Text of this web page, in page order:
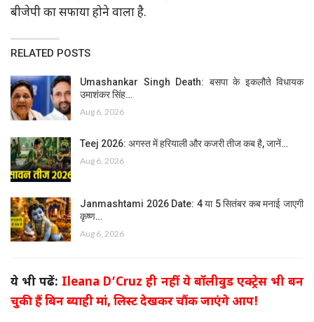
बीजेपी का सफाया होने वाला है.
RELATED POSTS
Umashankar Singh Death: बसपा के इकलौते विधायक
उमाशंकर सिंह…
Aug 6, 2026
Teej 2026: अगस्त में हरियाली और कजरी तीज कब है, जानें…
Aug 6, 2026
Janmashtami 2026 Date: 4 या 5 सितंबर कब मनाई जाएगी
कृष्ण…
Aug 6, 2026
ये भी पढें: Ileana D’Cruz ही नहीं ये बॉलीवुड एक्ट्रेस भी बन
चुकी हैं बिन ब्याही मां, लिस्ट देखकर चौंक जाएंगे आप!